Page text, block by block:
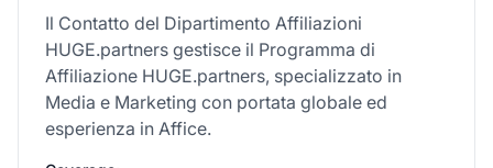
Il Contatto del Dipartimento Affiliazioni
HUGE.partners gestisce il Programma di
Affiliazione HUGE.partners, specializzato in
Media e Marketing con portata globale ed
esperienza in Affice.